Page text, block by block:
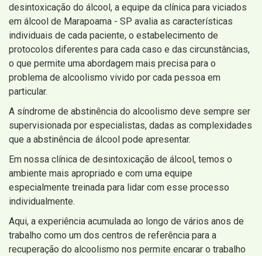
desintoxicação do álcool, a equipe da clínica para viciados
em álcool de Marapoama - SP avalia as características
individuais de cada paciente, o estabelecimento de
protocolos diferentes para cada caso e das circunstâncias,
o que permite uma abordagem mais precisa para o
problema de alcoolismo vivido por cada pessoa em
particular.
A síndrome de abstinência do alcoolismo deve sempre ser
supervisionada por especialistas, dadas as complexidades
que a abstinência de álcool pode apresentar.
Em nossa clínica de desintoxicação de álcool, temos o
ambiente mais apropriado e com uma equipe
especialmente treinada para lidar com esse processo
individualmente.
Aqui, a experiência acumulada ao longo de vários anos de
trabalho como um dos centros de referência para a
recuperação do alcoolismo nos permite encarar o trabalho